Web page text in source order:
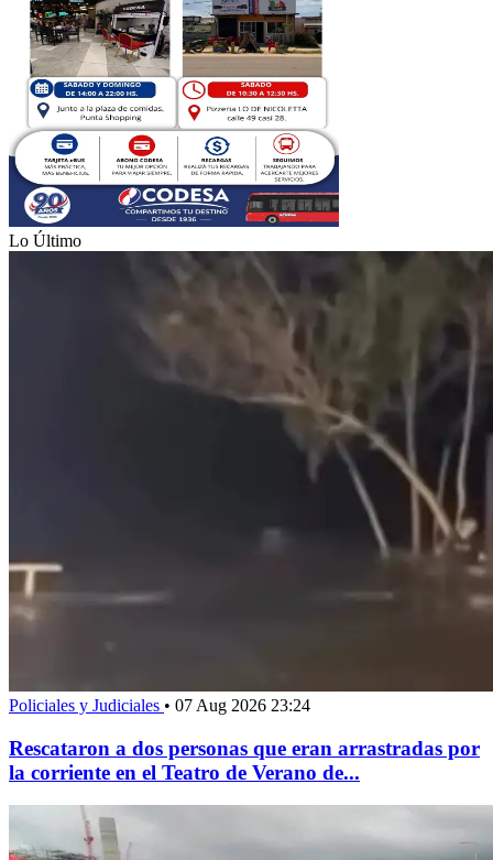
Lo Último
Policiales y Judiciales • 07 Aug 2026 23:24
Rescataron a dos personas que eran arrastradas por
la corriente en el Teatro de Verano de...